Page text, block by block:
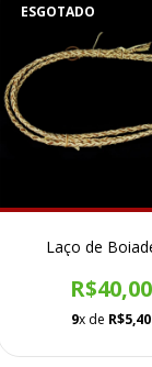
ESGOTADO
Laço de
R$40,00
9x de R$5,40